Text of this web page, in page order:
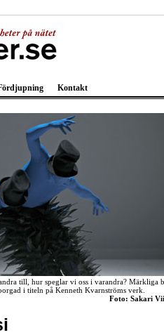
Kontakt
till, hur speglar vi oss i varandra? Märkliga
i titeln på Kenneth Kvarnströms verk.
Foto: Sakari